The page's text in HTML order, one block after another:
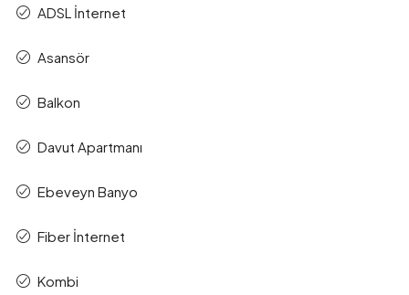
ADSL İnternet
Asansör
Balkon
Davut Apartmanı
Ebeveyn Banyo
Fiber İnternet
Kombi